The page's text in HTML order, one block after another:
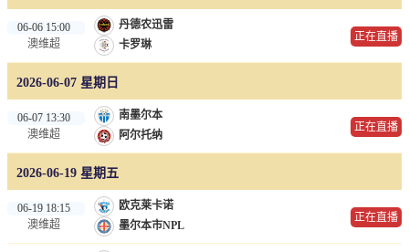
06-06 15:00
澳维超
丹德农迅雷
卡罗琳
正在直播
2026-06-07 星期日
06-07 13:30
澳维超
南墨尔本
阿尔托纳
正在直播
2026-06-19 星期五
06-19 18:15
澳维超
欧克莱卡诺
墨尔本市NPL
正在直播